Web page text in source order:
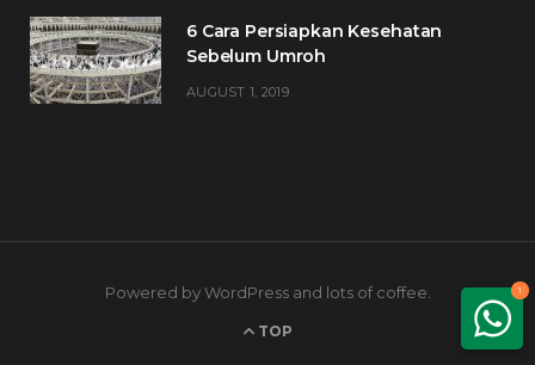
1
6 Cara Persiapkan Kesehatan
Sebelum Umroh
AUGUST 1, 2019
Powered by WordPress and lots of coffee.
TOP